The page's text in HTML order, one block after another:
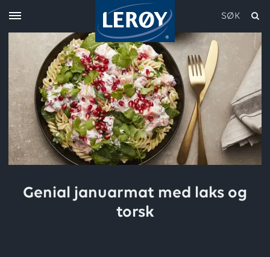
SØK
Genial januarmat med laks og
torsk